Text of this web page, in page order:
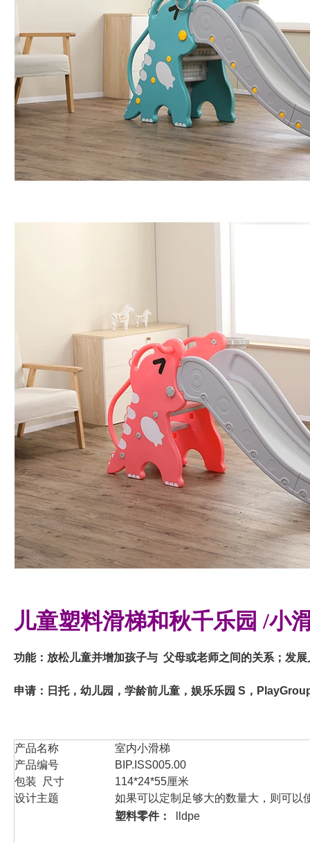
儿童塑料滑梯和秋千乐园 /小
功能：放松儿童并增加孩子与 父母或老师之间的关系；发
申请：日托，幼儿园，学龄前儿童，娱乐乐园 S，
产品名称
室内小滑梯
产品编号
BIP.ISS005.00
包装 尺寸
114*24*55厘米
设计主题
如果可以定制足够大的数量大，则可
塑料零件： lldpe